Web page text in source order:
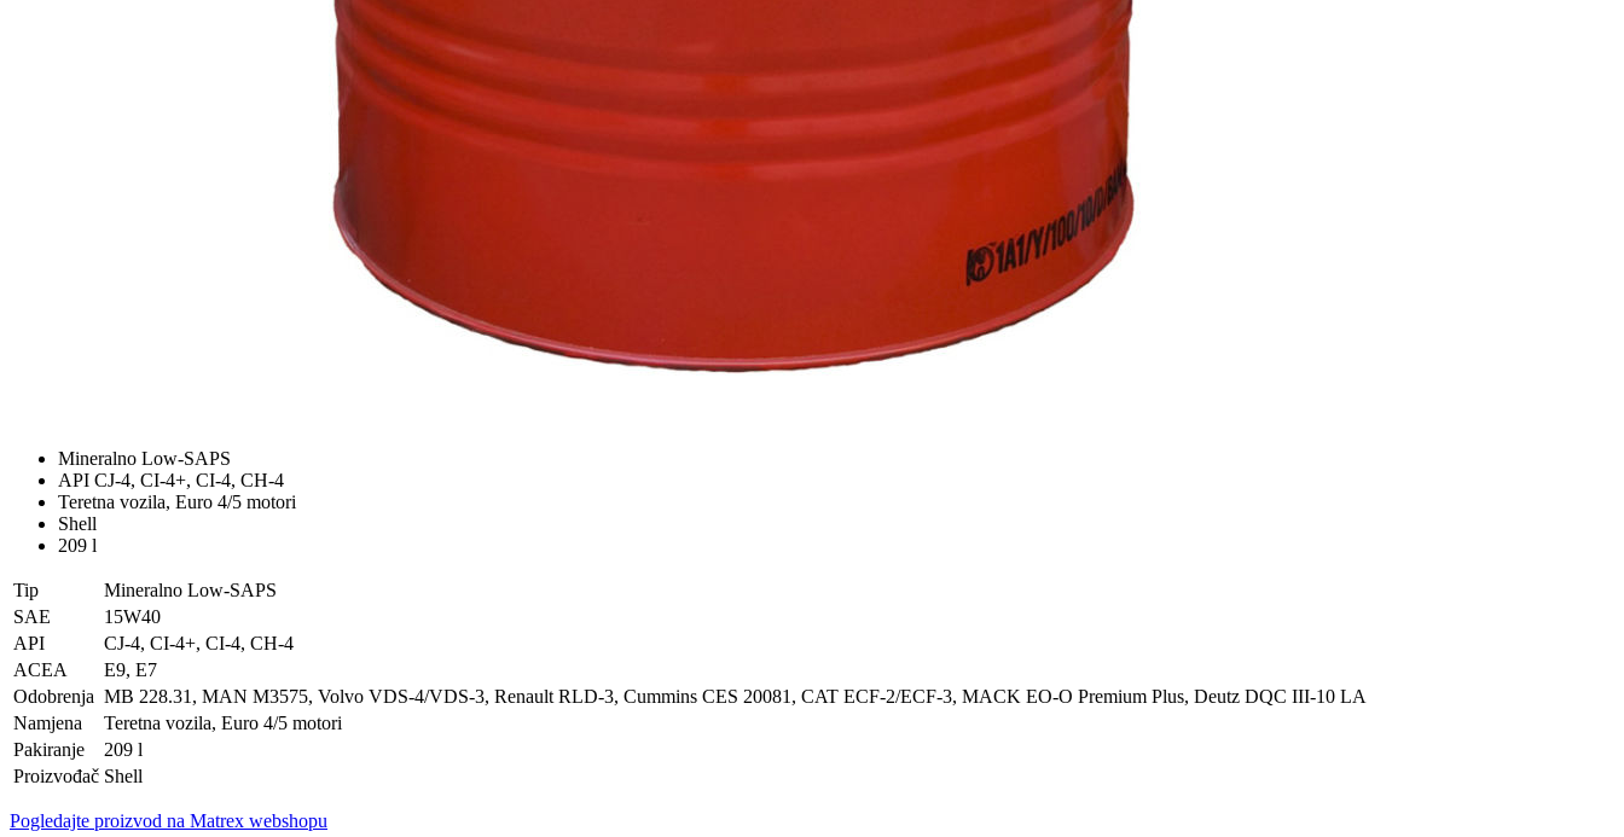
Mineralno Low-SAPS
API CJ-4, CI-4+, CI-4, CH-4
Teretna vozila, Euro 4/5 motori
Shell
209 l
Tip
Mineralno Low-SAPS
SAE
15W40
API
CJ-4, CI-4+, CI-4, CH-4
ACEA
E9, E7
Odobrenja MB 228.31, MAN M3575, Volvo VDS-4/VDS-3, Renault RLD-3, Cummins CES 20081, CAT ECF-2/ECF-3, MACK EO-O Premium Plus, Deutz DQC III-10 LA
Namjena
Teretna vozila, Euro 4/5 motori
Pakiranje
209 l
Proizvođač Shell
Pogledajte proizvod na Matrex webshopu